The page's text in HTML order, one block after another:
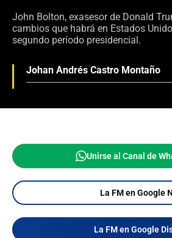
John Bolton, exasesor de Donald
cambios que habrá en Estados
segundo período presidencial.
Johan Andrés Castro Montaño
Unirse al Canal de
La FM en Google
La FM en Google